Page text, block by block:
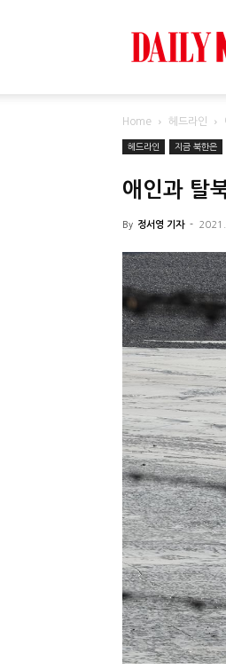
Home 헤드라인
헤드라인 지금 북한은
애인과 탈
By 정서영 기자 -